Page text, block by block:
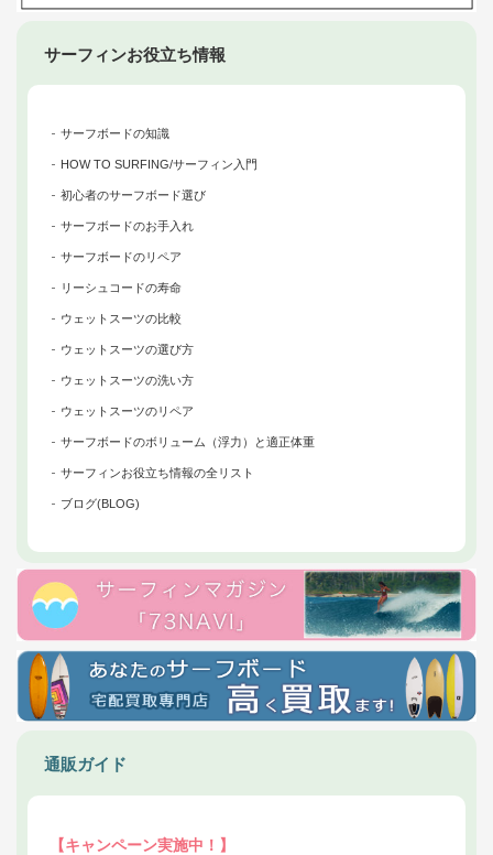
サーフィンお役立ち情報
サーフボードの知識
HOW TO SURFING/サーフィン入門
初心者のサーフボード選び
サーフボードのお手入れ
サーフボードのリペア
リーシュコードの寿命
ウェットスーツの比較
ウェットスーツの選び方
ウェットスーツの洗い方
ウェットスーツのリペア
サーフボードのボリューム（浮力）と適正体重
サーフィンお役立ち情報の全リスト
ブログ(BLOG)
通販ガイド
【キャンペーン実施中！】